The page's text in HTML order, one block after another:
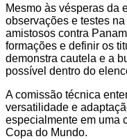
Mesmo às vésperas da
observações e testes
amistosos contra
formações e definir os
demonstra cautela e a
possível dentro do
A comissão técnica
versatilidade e
especialmente em uma
Copa do Mundo.